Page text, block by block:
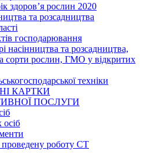
здоров’я рослин 2020
та розсадництва
господарювання
насінництва та розсадництва,
сорти рослин, ГМО у відкритих
техніки
КАРТКИ
ПОСЛУГИ
проведену роботу СТ